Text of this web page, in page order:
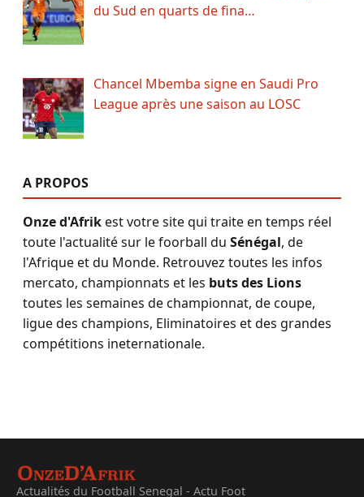
du Sud en quarts de fina…
Chancel Mbemba signe en Saudi Pro
League après une saison au LOSC
A PROPOS
Onze d'Afrikest votre site qui traite en temps réel
toute l'actualité sur le foorball du Sénégal, de
l'Afrique et du Monde. Retrouvez toutes les infos
mercato, championnats et les buts des Lions
toutes les semaines de championnat, de coupe,
ligue des champions, Eliminatoires et des grandes
compétitions ineternationale.
Actualités du Football Senegal - Actu Foot